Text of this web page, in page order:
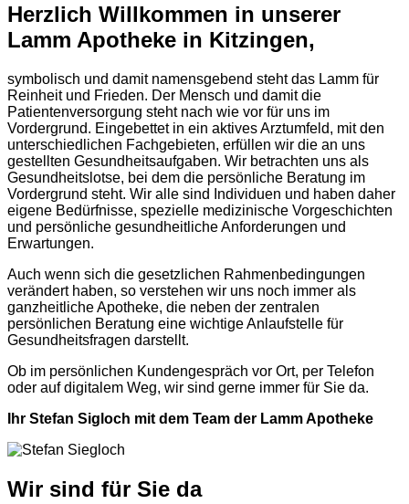
Herzlich Willkommen in unserer
Lamm Apotheke in Kitzingen,
symbolisch und damit namensgebend steht das Lamm für
Reinheit und Frieden. Der Mensch und damit die
Patientenversorgung steht nach wie vor für uns im
Vordergrund. Eingebettet in ein aktives Arztumfeld, mit den
unterschiedlichen Fachgebieten, erfüllen wir die an uns
gestellten Gesundheitsaufgaben. Wir betrachten uns als
Gesundheitslotse, bei dem die persönliche Beratung im
Vordergrund steht. Wir alle sind Individuen und haben daher
eigene Bedürfnisse, spezielle medizinische Vorgeschichten
und persönliche gesundheitliche Anforderungen und
Erwartungen.
Auch wenn sich die gesetzlichen Rahmenbedingungen
verändert haben, so verstehen wir uns noch immer als
ganzheitliche Apotheke, die neben der zentralen
persönlichen Beratung eine wichtige Anlaufstelle für
Gesundheitsfragen darstellt.
Ob im persönlichen Kundengespräch vor Ort, per Telefon
oder auf digitalem Weg, wir sind gerne immer für Sie da.
Ihr Stefan Sigloch mit dem Team der Lamm Apotheke
Wir sind für Sie da